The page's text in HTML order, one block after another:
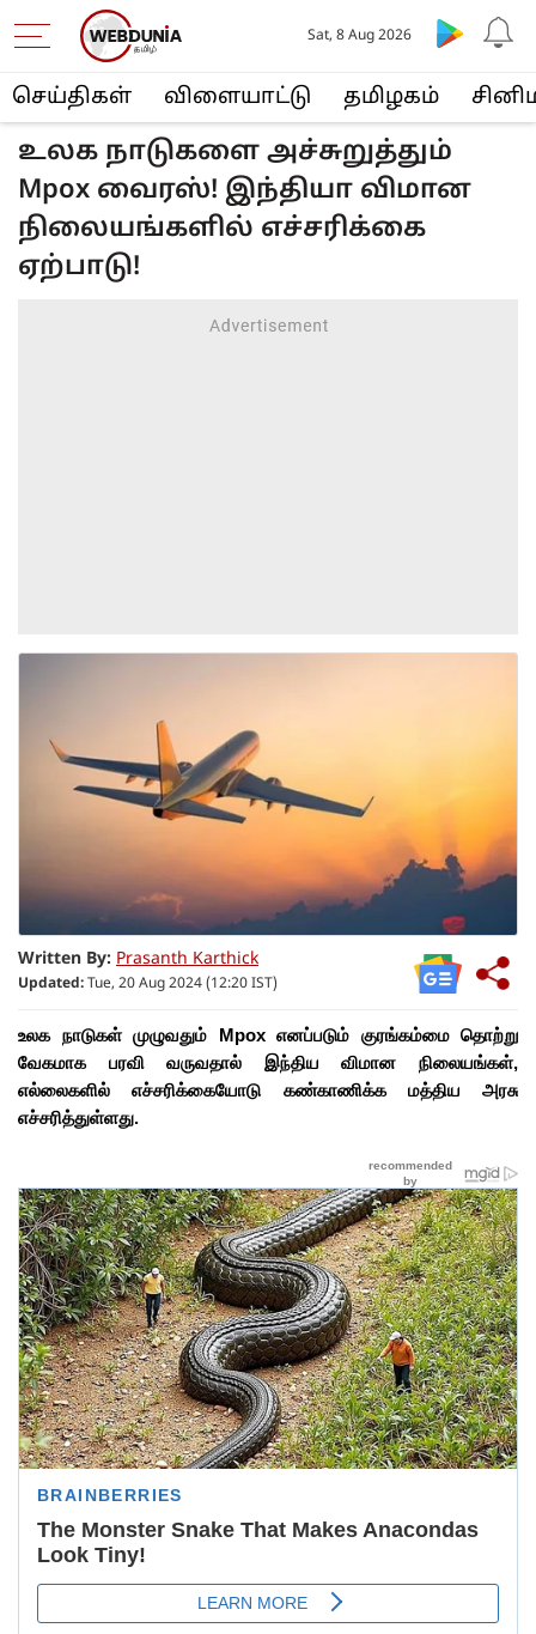
செய்திகள் விளையா‌ட்டு த‌மிழக‌ம்
Sat, 8 Aug 2026
உலக நாடுகளை அச்சுறுத்தும்
Mpox வைரஸ்! இந்தியா விமான
நிலையங்களில் எச்சரிக்கை
ஏற்பாடு!
Written By: Prasanth Karthick
Updated: Tue, 20 Aug 2024 (12:20 IST)
உலக நாடுகள் முழுவதும் Mpox எனப்படும் குரங்கம்மை தொற்று
வேகமாக பரவி வருவதால் இந்திய விமான நிலையங்கள்,
எல்லைகளில் எச்சரிக்கையோடு கண்காணிக்க மத்திய அரசு
எச்சரித்துள்ளது.